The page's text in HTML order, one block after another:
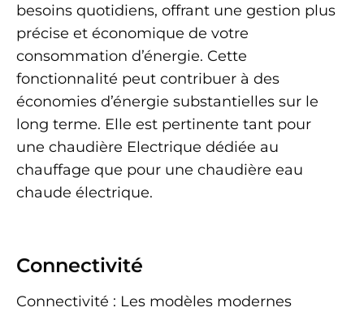
besoins quotidiens, offrant une gestion plus
précise et économique de votre
consommation d’énergie. Cette
fonctionnalité peut contribuer à des
économies d’énergie substantielles sur le
long terme. Elle est pertinente tant pour
une chaudière Electrique dédiée au
chauffage que pour une chaudière eau
chaude électrique.
Connectivité
Connectivité : Les modèles modernes